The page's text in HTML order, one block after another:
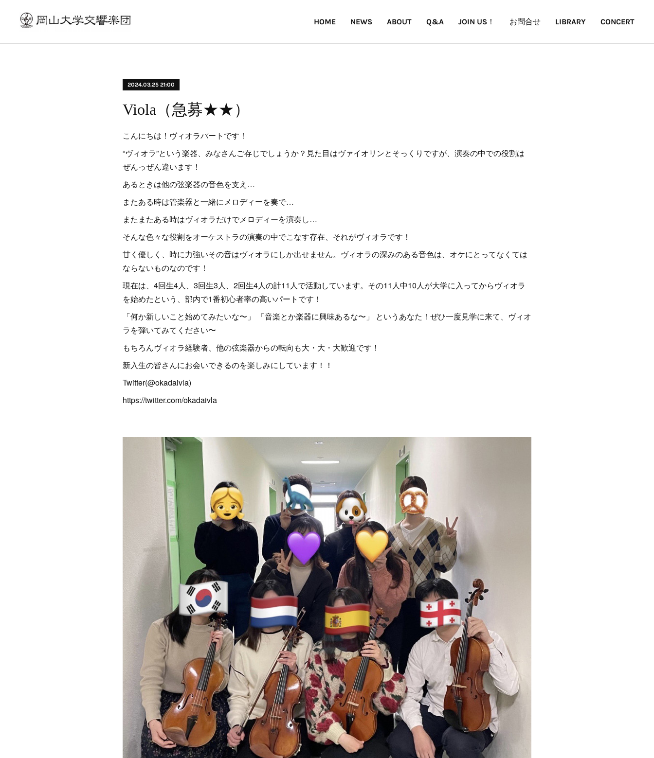
HOME NEWS ABOUT Q&A JOIN US！ お問合せ LIBRARY CONCERT
2024.03.25 21:00
Viola（急募★★）
こんにちは！ヴィオラパートです！
“ヴィオラ”という楽器、みなさんご存じでしょうか？見た目はヴァイオリンとそっくりですが、演奏の中での役割は
ぜんっぜん違います！
あるときは他の弦楽器の音色を支え…
またある時は管楽器と一緒にメロディーを奏で…
またまたある時はヴィオラだけでメロディーを演奏し…
そんな色々な役割をオーケストラの演奏の中でこなす存在、それがヴィオラです！
甘く優しく、時に力強いその音はヴィオラにしか出せません。ヴィオラの深みのある音色は、オケにとってなくては
ならないものなのです！
現在は、4回生4人、3回生3人、2回生4人の計11人で活動しています。その11人中10人が大学に入ってからヴィオラ
を始めたという、部内で1番初心者率の高いパートです！
「何か新しいこと始めてみたいな〜」 「音楽とか楽器に興味あるな〜」 というあなた！ぜひ一度見学に来て、ヴィオ
ラを弾いてみてください〜
もちろんヴィオラ経験者、他の弦楽器からの転向も大・大・大歓迎です！
新入生の皆さんにお会いできるのを楽しみにしています！！
Twitter(@okadaivla)
https://twitter.com/okadaivla